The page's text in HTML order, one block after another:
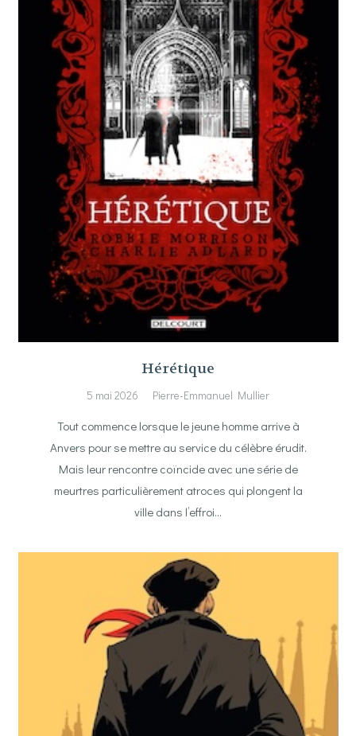
Hérétique
5 mai 2026 Pierre-Emmanuel Mullier
Tout commence lorsque le jeune homme arrive à
Anvers pour se mettre au service du célèbre érudit.
Mais leur rencontre coïncide avec une série de
meurtres particulièrement atroces qui plongent la
ville dans l’effroi…